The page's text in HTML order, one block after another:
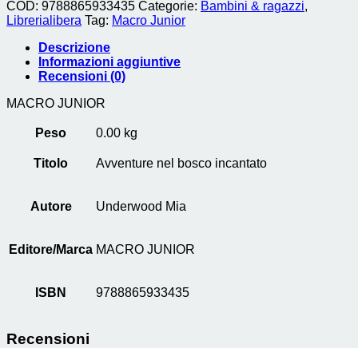
COD: 9788865933435 Categorie: Bambini & ragazzi,
Librerialibera Tag: Macro Junior
Descrizione
Informazioni aggiuntive
Recensioni (0)
MACRO JUNIOR
Peso 0.00 kg
Titolo Avventure nel bosco incantato
Autore Underwood Mia
Editore/Marca MACRO JUNIOR
ISBN 9788865933435
Recensioni